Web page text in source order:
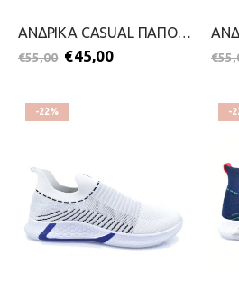
ΑΝΔΡΙΚΑ CASUAL ΠΑΠΟΥΤΣΙΑ-CANGURO-2299-0394-ΛΑΔΙ
€55,00 €45,00 €
-22% -